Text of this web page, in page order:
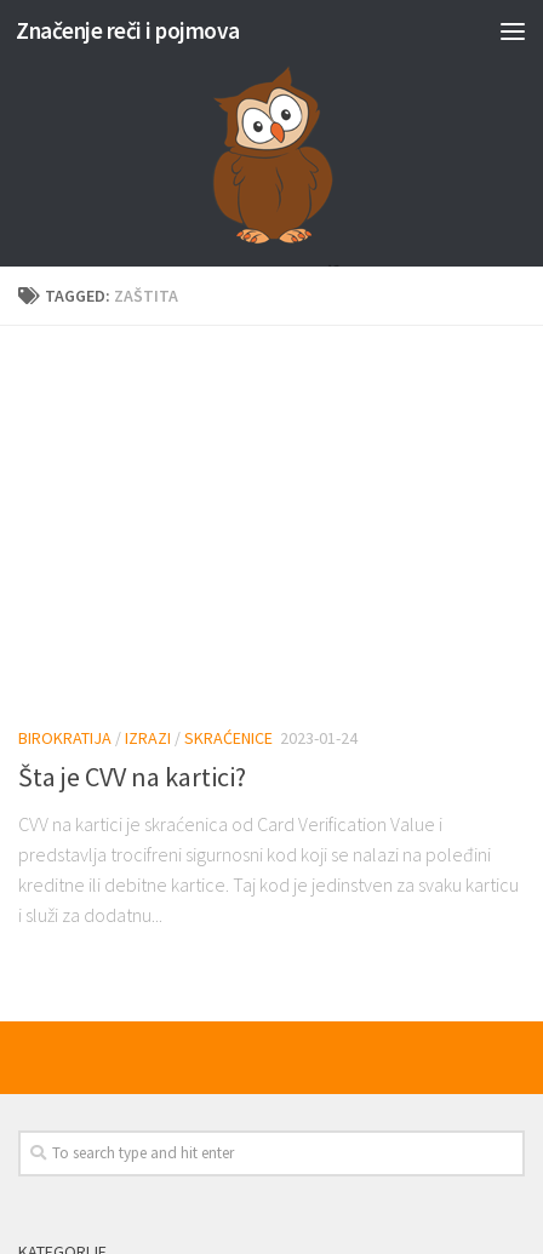
Skip to content
Značenje reči i pojmova
TAGGED: ZAŠTITA
BIROKRATIJA /IZRAZI /SKRAĆENICE 2023-01-24
Šta je CVV na kartici?
CVV na kartici je skraćenica od Card Verification Value i
predstavlja trocifreni sigurnosni kod koji se nalazi na poleđini
kreditne ili debitne kartice. Taj kod je jedinstven za svaku karticu
i služi za dodatnu...